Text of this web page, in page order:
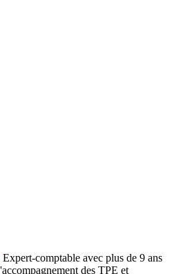
Expert-comptable avec plus de 9 ans
des TPE et